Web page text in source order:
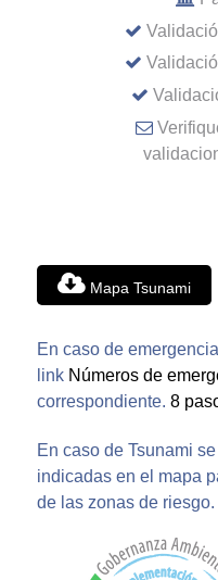
Mapa Tsunami
En caso de
link Números de
correspondiente. 8
En caso de Tsunami
indicadas en el mapa
de las zonas de riesgo.